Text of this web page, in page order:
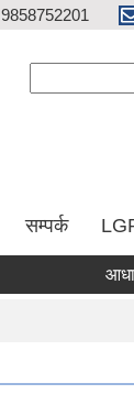
9858752201
सम्पर्क